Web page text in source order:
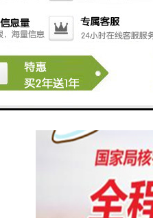
样的，如果需要加括号中